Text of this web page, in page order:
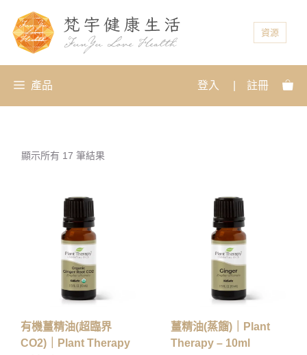
資源
產品 登入 註冊
顯示所有 17 筆結果
有機薑精油(超臨界
CO2)｜Plant Therapy
薑精油(蒸餾)｜Plant
Therapy – 10ml